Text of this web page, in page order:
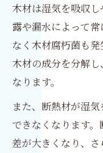
木材は湿気を吸収
露や漏水によって
なく木材腐朽菌も
木材の成分を分解
なります。
また、断熱材が湿
できなくなります
差が大きくなり、